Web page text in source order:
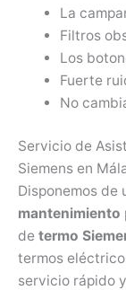
La
Filtros
Los
Fuerte
No
Servicio de
Siemens en
Disponemos de
mantenimiento
de termo
termos
servicio rápido